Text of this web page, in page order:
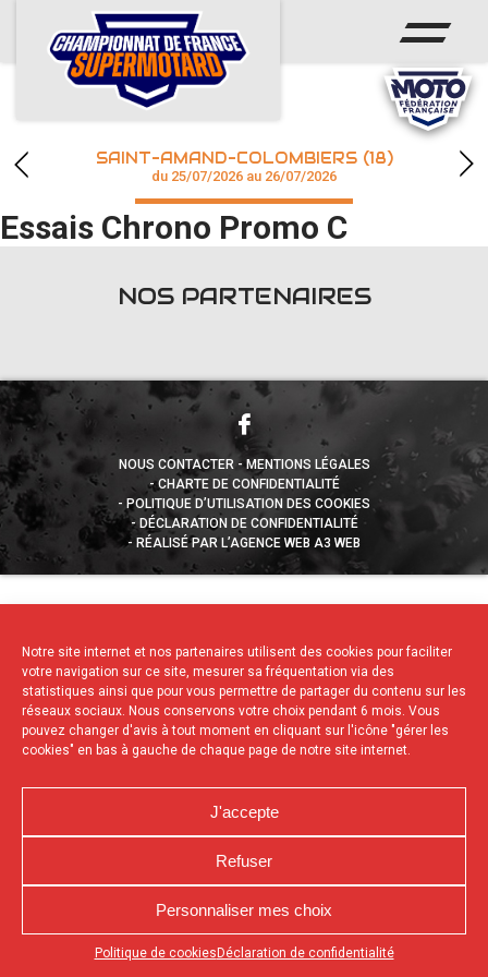
Notre site internet et nos partenaires utilisent des cookies pour faciliter
votre navigation sur ce site, mesurer sa fréquentation via des
statistiques ainsi que pour vous permettre de partager du contenu sur les
réseaux sociaux. Nous conservons votre choix pendant 6 mois. Vous
pouvez changer d'avis à tout moment en cliquant sur l'icône "gérer les
cookies" en bas à gauche de chaque page de notre site internet.
J'accepte
Refuser
Personnaliser mes choix
Politique de cookies Déclaration de confidentialité
Appuyez sur le bouton partager en bas de votre
ACCUEIL
ACTUS
CALENDRIER
CHAMPIONNAT
RÉSULTATS
SAINT-AMAND-COLOMBIERS (18)
du 25/07/2026 au 26/07/2026
Essais Chrono Promo C
NOS PARTENAIRES
NOUS CONTACTER
MENTIONS LÉGALES
CHARTE DE CONFIDENTIALITÉ
POLITIQUE D’UTILISATION DES COOKIES
DÉCLARATION DE CONFIDENTIALITÉ
RÉALISÉ PAR L’AGENCE WEB A3 WEB